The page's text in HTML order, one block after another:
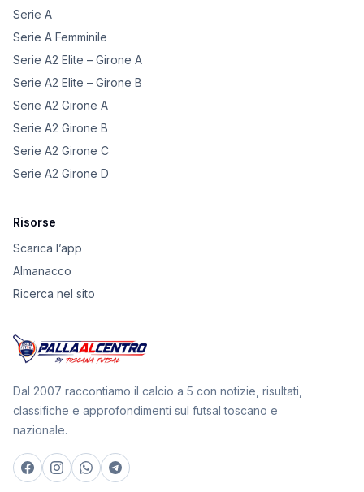
Serie A
Serie A Femminile
Serie A2 Elite – Girone A
Serie A2 Elite – Girone B
Serie A2 Girone A
Serie A2 Girone B
Serie A2 Girone C
Serie A2 Girone D
Risorse
Scarica l’app
Almanacco
Ricerca nel sito
Dal 2007 raccontiamo il calcio a 5 con notizie, risultati,
classifiche e approfondimenti sul futsal toscano e
nazionale.